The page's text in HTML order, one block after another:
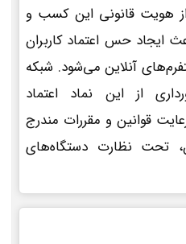
هویت قانونی این کسب و
ایجاد حس اعتماد کاربران
آنلاین می‌شود. شبکه
از این نماد اعتماد
قوانین و مقررات مندرج
تحت نظارت دستگاه‌های